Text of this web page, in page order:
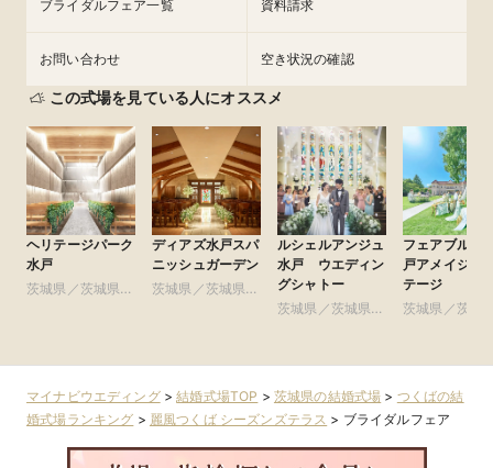
ブライダルフェア一覧 資料請求
お問い合わせ 空き状況の確認
この式場を見ている人にオススメ
ヘリテージパーク
水戸
茨城県／茨城県全
ディアズ水戸スパ
ニッシュガーデン
茨城県／茨城県全
ルシェルアンジュ
水戸 ウエディン
グシャトー
茨城県／茨城県全
フェアブルー
戸アメイジン
テージ
茨城県／茨城
マイナビウエディング>結婚式場TOP > 茨城県の結婚式場 > つくばの結
婚式場ランキング > 麗風つくば シーズンズテラス > ブライダルフェア